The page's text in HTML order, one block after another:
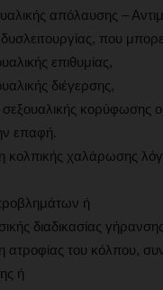
απόλαυσης –
που
επιθυμίας,
διέγερσης,
σεξουαλικής κορύφωσης
επαφή.
κολπικής χαλάρωσης
ή
διαδικασίας
ατροφίας του κόλπου,
ή